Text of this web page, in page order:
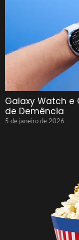
Galaxy Watch e
de Demência
5 de janeiro de 2026